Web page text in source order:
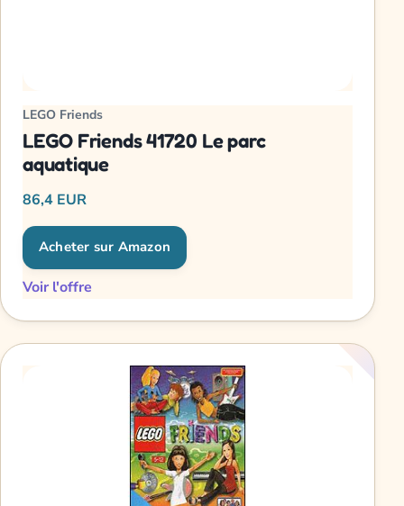
LEGO Friends
LEGO Friends 41720 Le parc
aquatique
86,4 EUR
Acheter sur Amazon
Voir l'offre